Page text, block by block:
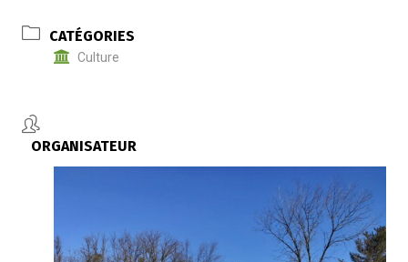
CATÉGORIES
Culture
ORGANISATEUR